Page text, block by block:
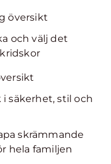
översikt
och välj det
säkerhet, stil och
skrämmande
hela familjen